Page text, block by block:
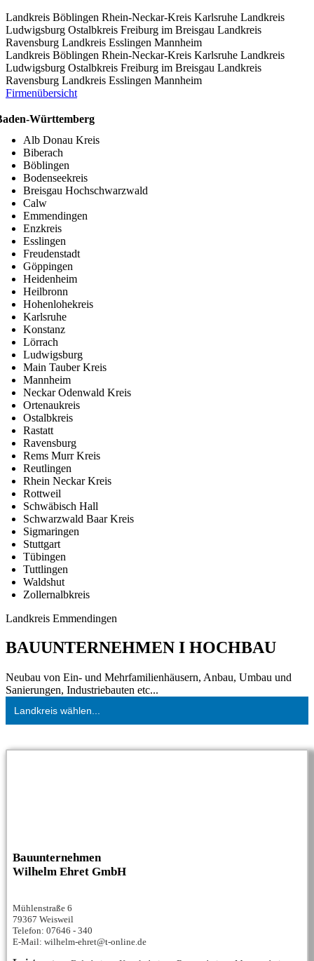
Landkreis Böblingen Rhein-Neckar-Kreis Karlsruhe Landkreis
Ludwigsburg Ostalbkreis Freiburg im Breisgau Landkreis
Ravensburg Landkreis Esslingen Mannheim
Landkreis Böblingen Rhein-Neckar-Kreis Karlsruhe Landkreis
Ludwigsburg Ostalbkreis Freiburg im Breisgau Landkreis
Ravensburg Landkreis Esslingen Mannheim
Firmenübersicht
Württemberg
Alb Donau Kreis
Biberach
Böblingen
Bodenseekreis
Breisgau Hochschwarzwald
Calw
Emmendingen
Enzkreis
Esslingen
Freudenstadt
Göppingen
Heidenheim
Heilbronn
Hohenlohekreis
Karlsruhe
Konstanz
Lörrach
Ludwigsburg
Main Tauber Kreis
Mannheim
Neckar Odenwald Kreis
Ortenaukreis
Ostalbkreis
Rastatt
Ravensburg
Rems Murr Kreis
Reutlingen
Rhein Neckar Kreis
Rottweil
Schwäbisch Hall
Schwarzwald Baar Kreis
Sigmaringen
Stuttgart
Tübingen
Tuttlingen
Waldshut
Zollernalbkreis
Landkreis Emmendingen
BAUUNTERNEHMEN I HOCHBAU
Neubau von Ein- und Mehrfamilienhäusern, Anbau, Umbau und
Sanierungen, Industriebauten etc...
Landkreis wählen...
Bauunternehmen
Wilhelm Ehret GmbH
Mühlenstraße 6
79367 Weisweil
Telefon: 07646 - 340
E-Mail: wilhelm-ehret@t-online.de